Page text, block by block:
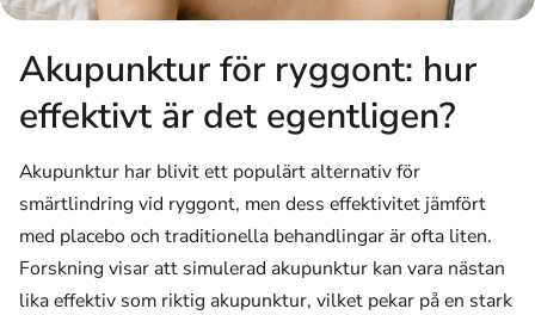
Akupunktur för ryggont: hur
effektivt är det egentligen?
Akupunktur har blivit ett populärt alternativ för
smärtlindring vid ryggont, men dess effektivitet jämfört
med placebo och traditionella behandlingar är ofta liten.
Forskning visar att simulerad akupunktur kan vara nästan
lika effektiv som riktig akupunktur, vilket pekar på en stark